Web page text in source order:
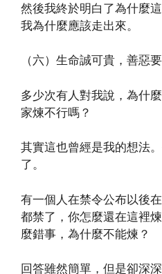
然後我終於明白了為什麼
我為什麼應該走出來。
（六）生命誠可貴，善惡
多少次有人對我說，為什
家煉不行嗎？
其實這也曾經是我的想法
了。
有一個人在禁令公布以後
都禁了，你怎麼還在這裡
麼錯事，為什麼不能煉？
回答雖然簡單，但是卻深